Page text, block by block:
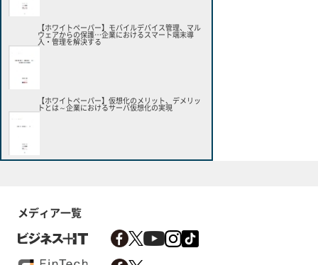
【ホワイトペーパー】モバイルデバイス管理、マル
ウェアからの保護…企業におけるスマート端末導
入・管理を解決する
【ホワイトペーパー】仮想化のメリット、デメリッ
トとは～企業におけるサーバ仮想化の実現
メディア一覧